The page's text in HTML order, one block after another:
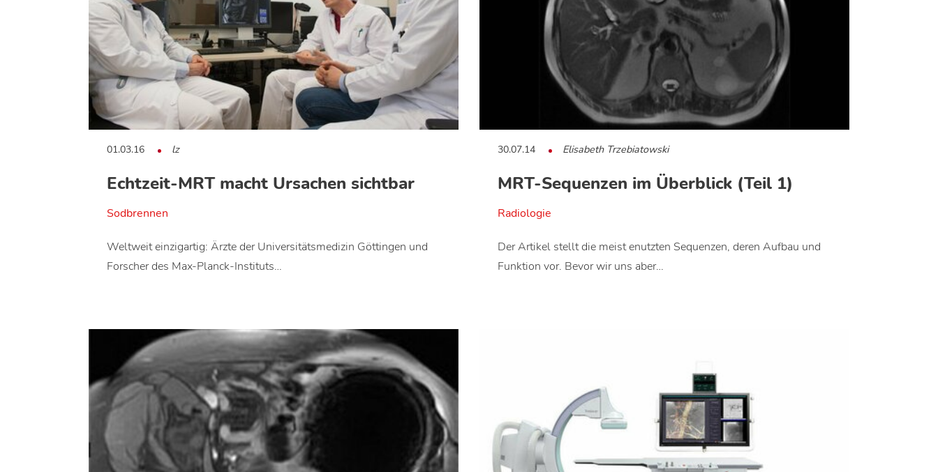
01.03.16 lz
Echtzeit-MRT macht Ursachen sichtbar
Sodbrennen
Weltweit einzigartig: Ärzte der Universitätsmedizin Göttingen und
Forscher des Max-Planck-Instituts…
30.07.14 Elisabeth Trzebiatowski
MRT-Sequenzen im Überblick (Teil 1)
Radiologie
Der Artikel stellt die meist enutzten Sequenzen, deren Aufbau und
Funktion vor. Bevor wir uns aber…